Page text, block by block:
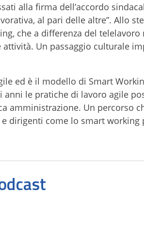
alla firma dell’accordo
al pari delle altre”. Allo
che a differenza del
Un passaggio culturale
ed è il modello di Smart
le pratiche di lavoro agile
amministrazione. Un percorso
dirigenti come lo smart working